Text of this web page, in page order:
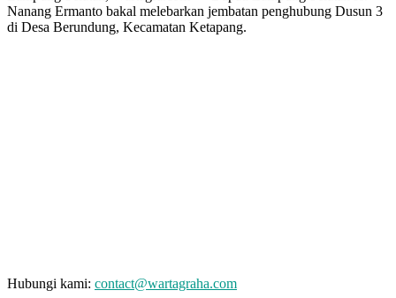
Nanang Ermanto bakal melebarkan jembatan penghubung Dusun 3
di Desa Berundung, Kecamatan Ketapang.
Hubungi kami: contact@wartagraha.com